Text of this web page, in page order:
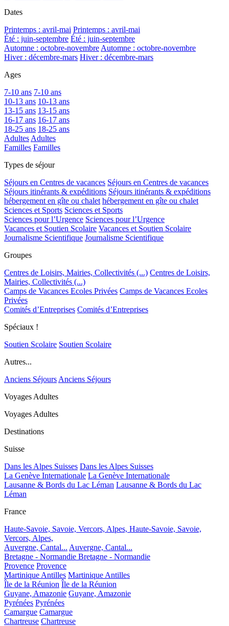
Dates
Printemps : avril-mai Printemps : avril-mai
Été : juin-septembre Été : juin-septembre
Automne : octobre-novembreAutomne : octobre-novembre
Hiver : décembre-mars Hiver : décembre-mars
Ages
7-10 ans 7-10 ans
10-13 ans 10-13 ans
13-15 ans 13-15 ans
16-17 ans 16-17 ans
18-25 ans 18-25 ans
AdultesAdultes
Familles Familles
Types de séjour
Séjours en Centres de vacances Séjours en Centres de vacances
Séjours itinérants & expéditions Séjours itinérants & expéditions
hébergement en gîte ou chalet hébergement en gîte ou chalet
Sciences et Sports Sciences et Sports
Sciences pour l’Urgence Sciences pour l’Urgence
Vacances et Soutien Scolaire Vacances et Soutien Scolaire
Journalisme Scientifique Journalisme Scientifique
Groupes
Centres de Loisirs, Mairies, Collectivités (...) Centres de Loisirs,
Mairies, Collectivités (...)
Camps de Vacances Ecoles Privées Camps de Vacances Ecoles
Privées
Comités d’Entreprises Comités d’Entreprises
Spéciaux !
Soutien Scolaire Soutien Scolaire
Autres...
Anciens SéjoursAnciens Séjours
Voyages Adultes
Voyages Adultes
Destinations
Suisse
Dans les Alpes Suisses Dans les Alpes Suisses
La Genève Internationale La Genève Internationale
Lausanne & Bords du Lac Léman Lausanne & Bords du Lac
Léman
France
Haute-Savoie, Savoie, Vercors, Alpes, Haute-Savoie, Savoie,
Vercors, Alpes,
Auvergne, Cantal... Auvergne, Cantal...
Bretagne - Normandie Bretagne - Normandie
Provence Provence
Martinique Antilles Martinique Antilles
Île de la Réunion Île de la Réunion
Guyane, Amazonie Guyane, Amazonie
Pyrénées Pyrénées
Camargue Camargue
Chartreuse Chartreuse